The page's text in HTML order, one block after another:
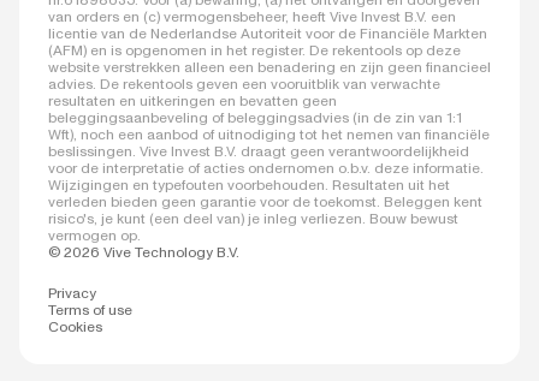
van orders en (c) vermogensbeheer, heeft Vive Invest B.V. een
licentie van de Nederlandse Autoriteit voor de Financiële Markten
(AFM) en is opgenomen in het register. De rekentools op deze
website verstrekken alleen een benadering en zijn geen financieel
advies. De rekentools geven een vooruitblik van verwachte
resultaten en uitkeringen en bevatten geen
beleggingsaanbeveling of beleggingsadvies (in de zin van 1:1
Wft), noch een aanbod of uitnodiging tot het nemen van financiële
beslissingen. Vive Invest B.V. draagt geen verantwoordelijkheid
voor de interpretatie of acties ondernomen o.b.v. deze informatie.
Wijzigingen en typefouten voorbehouden. Resultaten uit het
verleden bieden geen garantie voor de toekomst. Beleggen kent
risico's, je kunt (een deel van) je inleg verliezen. Bouw bewust
vermogen op.
© 2026 Vive Technology B.V.
Privacy
Terms of use
Cookies